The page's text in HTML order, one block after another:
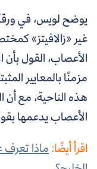
غير «زالافيتز»
الأعصاب، القول
مزمنًا بالمعايير
هذه الناحية، مع أن
الأعصاب يدعمها
اقرأ أيضًا:ماذا تعرف